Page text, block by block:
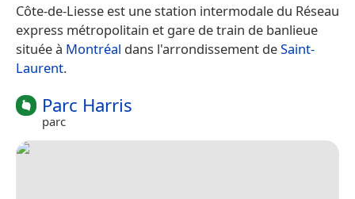
Côte-de-Liesse est une station intermodale du Réseau
express métropolitain et gare de train de banlieue
située à Montréal dans l'arrondissement deSaint-
Laurent.
Parc Harris
parc